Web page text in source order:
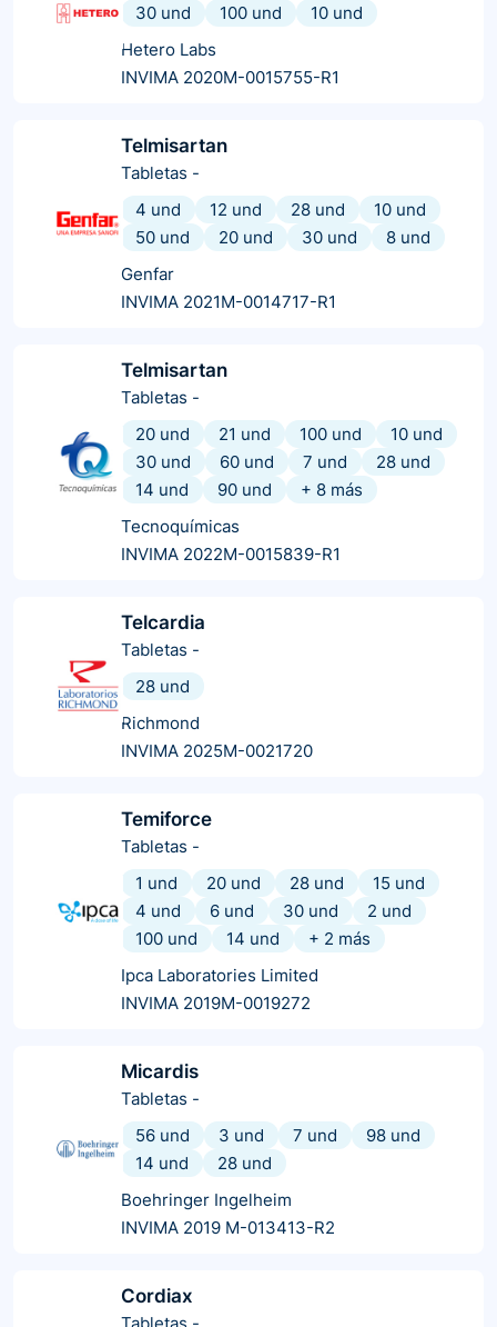
30 und
100 und
10 und
Hetero Labs
INVIMA 2020M-0015755-R1
Telmisartan
Tabletas -
4 und
12 und 28 und
10 und
50 und
20 und 30 und
8 und
Genfar
INVIMA 2021M-0014717-R1
Telmisartan
Tabletas -
20 und
21 und 100 und
10 und
30 und
60 und 7 und
28 und
14 und
90 und + 8 más
Tecnoquímicas
INVIMA 2022M-0015839-R1
Telcardia
Tabletas -
28 und
Richmond
INVIMA 2025M-0021720
Temiforce
Tabletas -
1 und
20 und 28 und
15 und
4 und
6 und 30 und
2 und
100 und
14 und + 2 más
Ipca Laboratories Limited
INVIMA 2019M-0019272
Micardis
Tabletas -
56 und
3 und 7 und
98 und
14 und
28 und
Boehringer Ingelheim
INVIMA 2019 M-013413-R2
Cordiax
Tabletas -